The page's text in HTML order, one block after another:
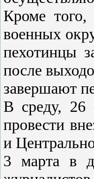
Кроме
военных
пехотинцы
после
завершают
В среду, 26
провести
и
3 марта в